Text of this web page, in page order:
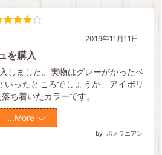
2019年11月11日
ポメラニアン
を購入
しました。実物はグレーがかったベ
いったところでしょうか、アイボリ
ち着いたカラーです。
...More